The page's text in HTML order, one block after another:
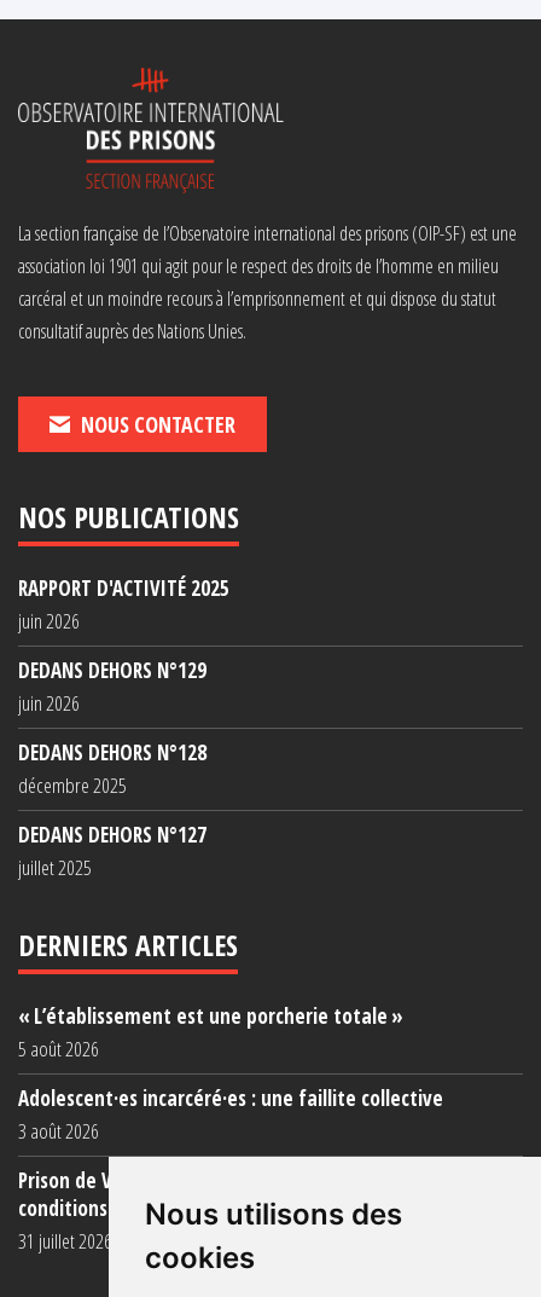
Nous utilisons des
cookies
La section française de l’Observatoire international des prisons (OIP-SF) est une
association loi 1901 qui agit pour le respect des droits de l’homme en milieu
carcéral et un moindre recours à l’emprisonnement et qui dispose du statut
consultatif auprès des Nations Unies.
NOUS CONTACTER
NOS PUBLICATIONS
RAPPORT D'ACTIVITÉ 2025
juin 2026
DEDANS DEHORS N°129
juin 2026
DEDANS DEHORS N°128
décembre 2025
DEDANS DEHORS N°127
juillet 2025
DERNIERS ARTICLES
« L’établissement est une porcherie totale »
5 août 2026
Adolescent·es incarcéré·es : une faillite collective
3 août 2026
Prison de Vendin-le-Vieil : témoignage de familles sur les
conditions (...)
31 juillet 2026